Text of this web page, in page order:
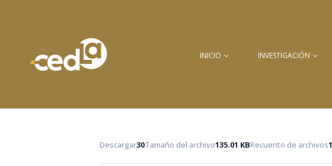
INICIO INVESTIGACIÓN
Descargar30Tamaño del archivo135.01 KBRecuento de archivos1